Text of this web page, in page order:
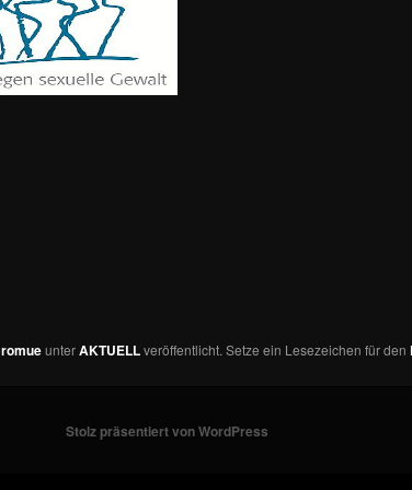
romueunterAKTUELLveröffentlicht. Setze ein Lesezeichen für den
Stolz präsentiert von WordPress